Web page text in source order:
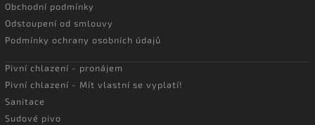
Obchodní podmínky
Odstoupení od smlouvy
Podmínky ochrany osobních údajů
Pivní chlazení - pronájem
Pivní chlazení - Mít vlastní se vyplatí!
Sanitace
Sudové pivo